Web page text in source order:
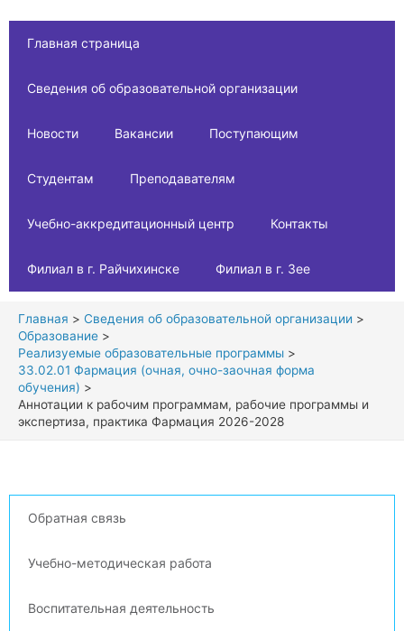
Главная страница
Сведения об образовательной организации
Новости Вакансии Поступающим
Студентам Преподавателям
Учебно-аккредитационный центр Контакты
Филиал в г. Райчихинске Филиал в г. Зее
Главная
Сведения об образовательной организации
Образование
Реализуемые образовательные программы
33.02.01 Фармация (очная, очно-заочная форма
обучения)
Аннотации к рабочим программам, рабочие программы и
экспертиза, практика Фармация 2026-2028
Обратная связь
Учебно-методическая работа
Воспитательная деятельность